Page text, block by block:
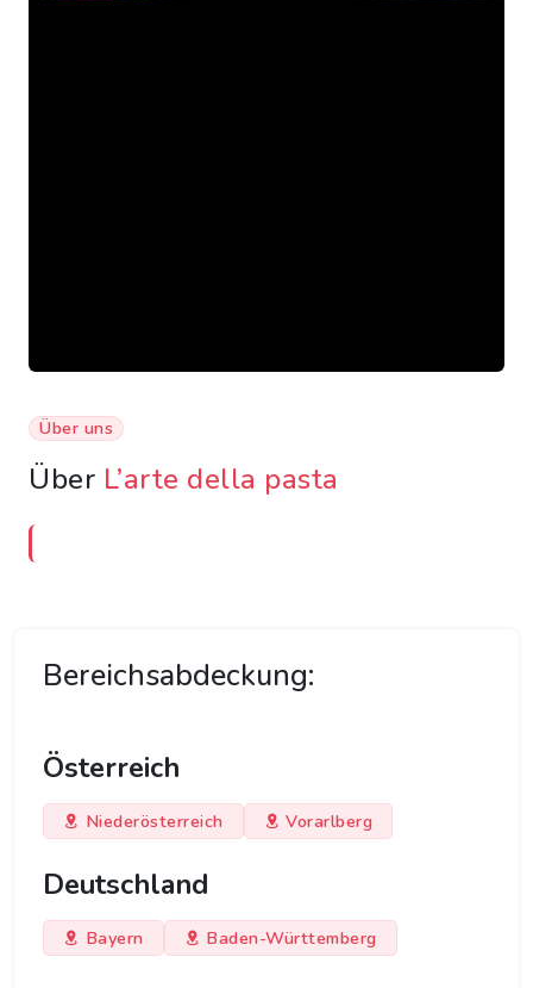
Über uns
Über L’arte della pasta
Bereichsabdeckung:
Österreich
Niederösterreich Vorarlberg
Deutschland
Bayern Baden-Württemberg